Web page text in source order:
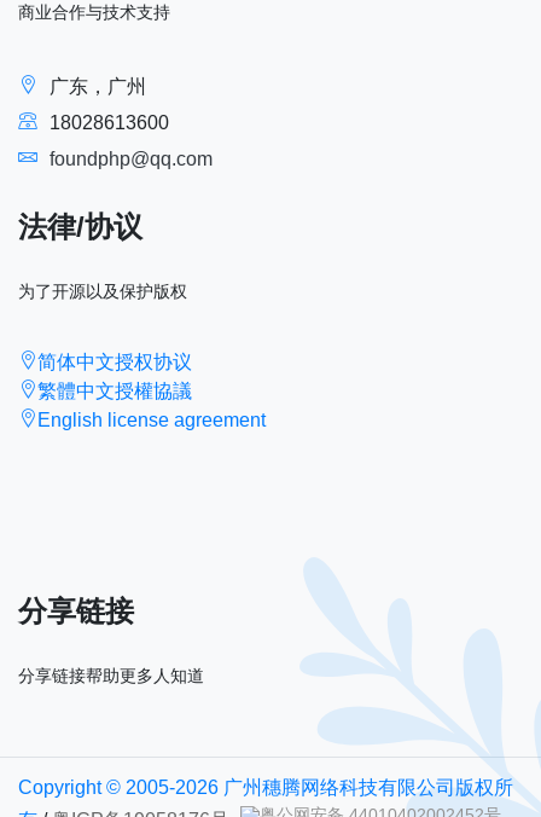
商业合作与技术支持
广东，广州
18028613600
foundphp@qq.com
法律/协议
为了开源以及保护版权
简体中文授权协议
繁體中文授權協議
English license agreement
分享链接
分享链接帮助更多人知道
Copyright © 2005-2026 广州穗腾网络科技有限公司版权所